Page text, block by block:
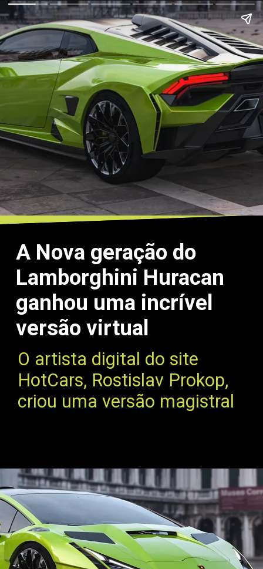
A Nova geração do
Lamborghini Huracan
ganhou uma incrível
versão virtual
O artista digital do site
HotCars, Rostislav Prokop,
criou uma versão magistral